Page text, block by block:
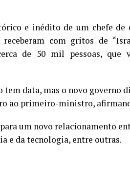
e inédito de um chefe de
com gritos de
de 50 mil pessoas, que
data, mas o novo governo
ao primeiro-ministro,
um novo relacionamento
e da tecnologia, entre outras.